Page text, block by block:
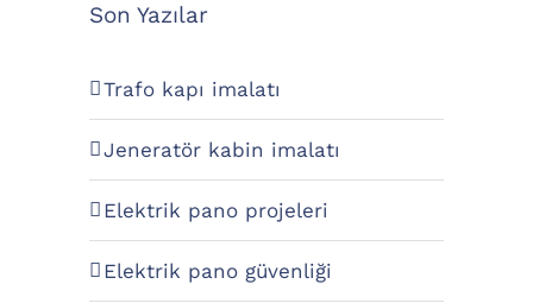
Son Yazılar
Trafo kapı imalatı
Jeneratör kabin imalatı
Elektrik pano projeleri
Elektrik pano güvenliği